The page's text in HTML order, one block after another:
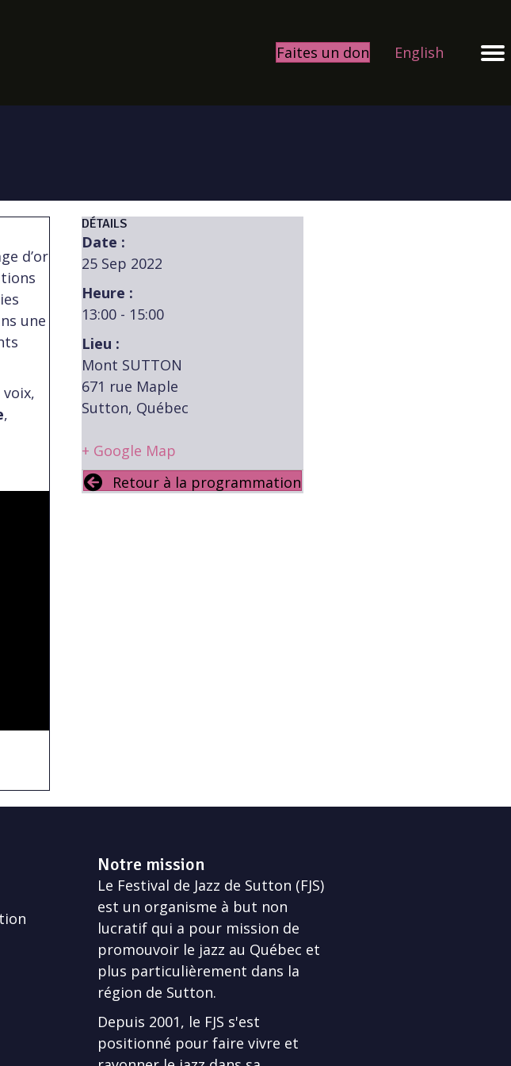
Faites un don English
d’or
une
voix,
,
DÉTAILS
Date :
25 Sep 2022
Heure :
13:00 - 15:00
Lieu :
Mont SUTTON
671 rue Maple
Sutton, Québec
+ Google Map
Retour à la programmation
Notre mission
Le Festival de Jazz de Sutton (FJS)
est un organisme à but non
lucratif qui a pour mission de
promouvoir le jazz au Québec et
plus particulièrement dans la
région de Sutton.
Depuis 2001, le FJS s'est
positionné pour faire vivre et